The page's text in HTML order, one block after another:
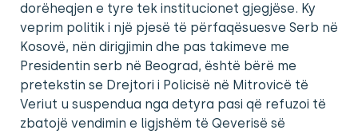
dorëheqjen e tyre tek institucionet gjegjëse. Ky
veprim politik i një pjesë të përfaqësuesve Serb në
Kosovë, nën dirigjimin dhe pas takimeve me
Presidentin serb në Beograd, është bërë me
pretekstin se Drejtori i Policisë në Mitrovicë të
Veriut u suspendua nga detyra pasi që refuzoi të
zbatojë vendimin e ligjshëm të Qeverisë së